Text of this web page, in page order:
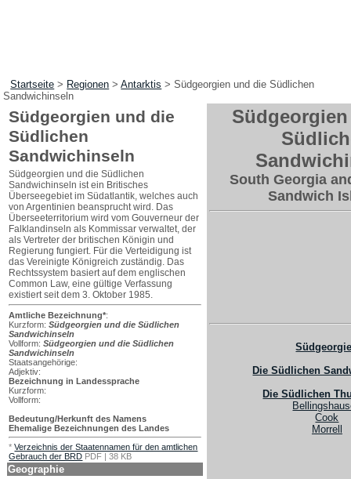
Startseite > Regionen >Antarktis >Südgeorgien und die Südlichen
Sandwichinseln
Südgeorgien und die
Südlichen
Sandwichinseln
Südgeorgien und die Südlichen
Sandwichinseln ist ein Britisches
Überseegebiet im Südatlantik, welches auch
von Argentinien beansprucht wird. Das
Überseeterritorium wird vom Gouverneur der
Falklandinseln als Kommissar verwaltet, der
als Vertreter der britischen Königin und
Regierung fungiert. Für die Verteidigung ist
das Vereinigte Königreich zuständig. Das
Rechtssystem basiert auf dem englischen
Common Law, eine gültige Verfassung
existiert seit dem 3. Oktober 1985.
Amtliche Bezeichnung*:
Kurzform:Südgeorgien und die Südlichen
Sandwichinseln
Vollform:Südgeorgien und die Südlichen
Sandwichinseln
Staatsangehörige:
Adjektiv:
Bezeichnung in Landessprache
Kurzform:
Vollform:
Bedeutung/Herkunft des Namens
Ehemalige Bezeichnungen des Landes
*Verzeichnis der Staatennamen für den amtlichen
Gebrauch der BRD PDF | 38 KB
Geographie
South Georgia
Sandwich
Die Südlichen
Die Südlichen
Cook
Morrell